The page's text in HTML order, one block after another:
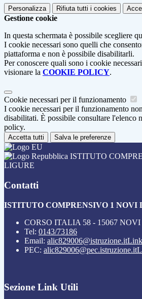
Personalizza Rifiuta tutti i cookies
Gestione cookie
In questa schermata è possibile scegliere
I cookie necessari sono quelli che
piattaforma e non è possibile disabilitarli.
Per conoscere quali sono i cookie
visionare la COOKIE POLICY.
Cookie necessari per il funzionamento
I cookie necessari per il funzionamento
disabilitati. È possibile consultare l'elenco
policy.
Accetta tutti Salva le preferenze
ISTITUTO
LIGURE
Contatti
ISTITUTO COMPRENSIVO 1 NOVI
CORSO ITALIA 58 - 15067
Tel: 0143/73186
Email: alic829006@istruzione.it
PEC: alic829006@pec.istruzione.it
Sezione Link Utili